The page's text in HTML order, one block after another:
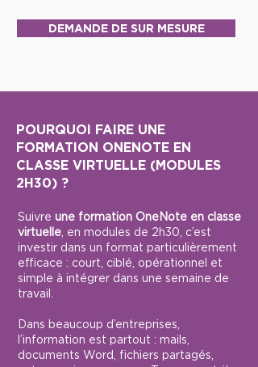
DEMANDE DE SUR MESURE
POURQUOI FAIRE UNE
FORMATION ONENOTE EN
CLASSE VIRTUELLE (MODULES
2H30) ?
Suivre une formation OneNote en classe
virtuelle , en modules de 2h30, c’est
investir dans un format particulièrement
efficace : court, ciblé, opérationnel et
simple à intégrer dans une semaine de
travail.
Dans beaucoup d’entreprises,
l’information est partout : mails,
documents Word, fichiers partagés,